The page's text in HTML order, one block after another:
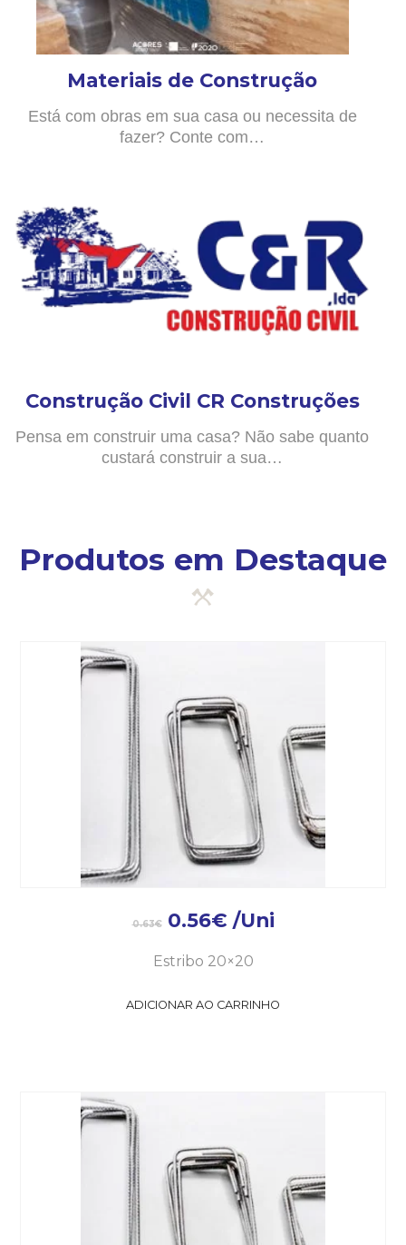
Materiais de Construção
Está com obras em sua casa ou necessita de
fazer? Conte com…
Construção Civil CR Construções
Pensa em construir uma casa? Não sabe quanto
custará construir a sua…
Produtos em Destaque
0.63€ 0.56€ /Uni
Estribo 20×20
ADICIONAR AO CARRINHO